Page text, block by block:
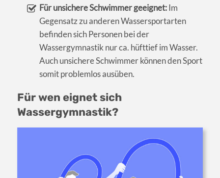
Für unsichere Schwimmer geeignet:Im
Gegensatz zu anderen Wassersportarten
befinden sich Personen bei der
Wassergymnastik nur ca. hüfttief im Wasser.
Auch unsichere Schwimmer können den Sport
somit problemlos ausüben.
Für wen eignet sich
Wassergymnastik?